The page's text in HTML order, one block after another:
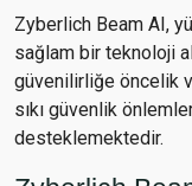
Zyberlich Beam AI,
sağlam bir teknoloji
güvenilirliğe öncelik
sıkı güvenlik
desteklemektedir.